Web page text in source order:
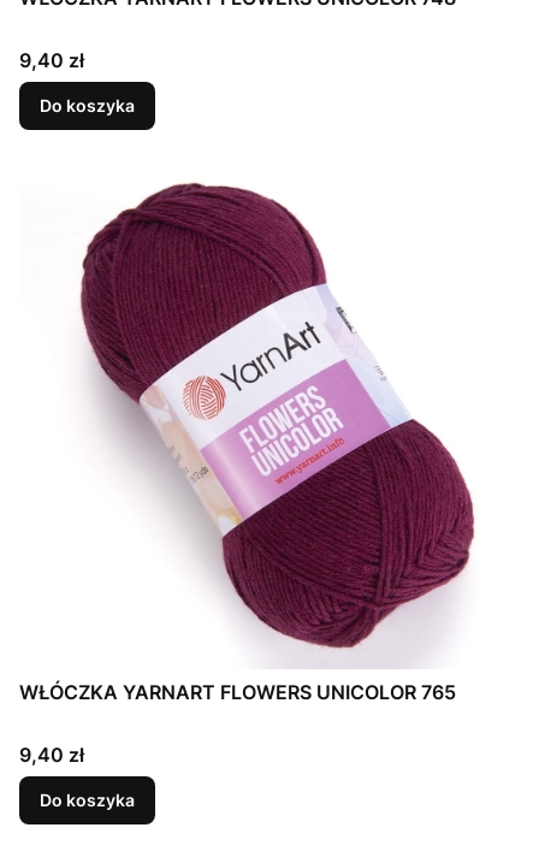
Cena
9,40 zł
Do koszyka
WŁÓCZKA YARNART FLOWERS UNICOLOR 765
Cena
9,40 zł
Do koszyka